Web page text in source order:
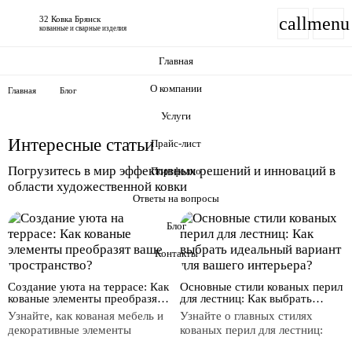
32 Ковка Брянск
кованные и сварные изделия callmenu
Главная
О компании
Услуги
Прайс-лист
Портфолио
Ответы на вопросы
Блог
Контакты
Главная Блог
Интересные статьи
Погрузитесь в мир эффективных решений и инноваций в
области художественной ковки
Создание уюта на террасе: Как
кованые элементы преобразят
ваше пространство?
Узнайте, как кованая мебель и
декоративные элементы
Основные стили кованых перил
для лестниц: Как выбрать
идеальный вариант для вашего
интерьера?
Узнайте о главных стилях
кованых перил для лестниц: